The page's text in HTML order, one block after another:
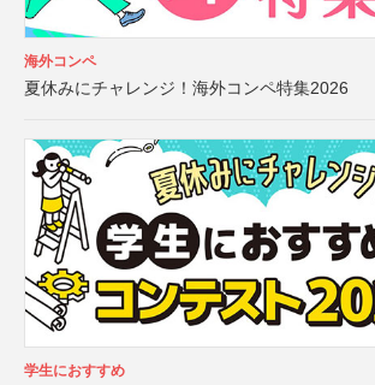
海外コンペ
夏休みにチャレンジ！海外コンペ特集2026
学生におすすめ